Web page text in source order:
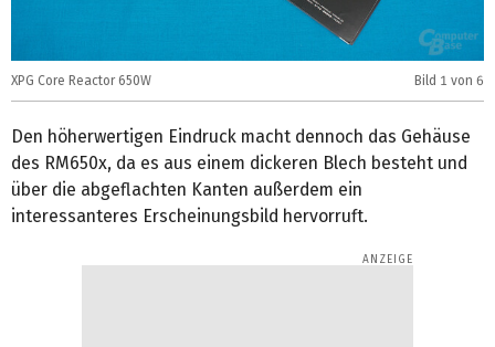
XPG Core Reactor 650W Bild 1 von 6
Den höherwertigen Eindruck macht dennoch das Gehäuse
des RM650x, da es aus einem dickeren Blech besteht und
über die abgeflachten Kanten außerdem ein
interessanteres Erscheinungsbild hervorruft.